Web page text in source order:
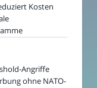
Kosten
Angriffe
ohne NATO-